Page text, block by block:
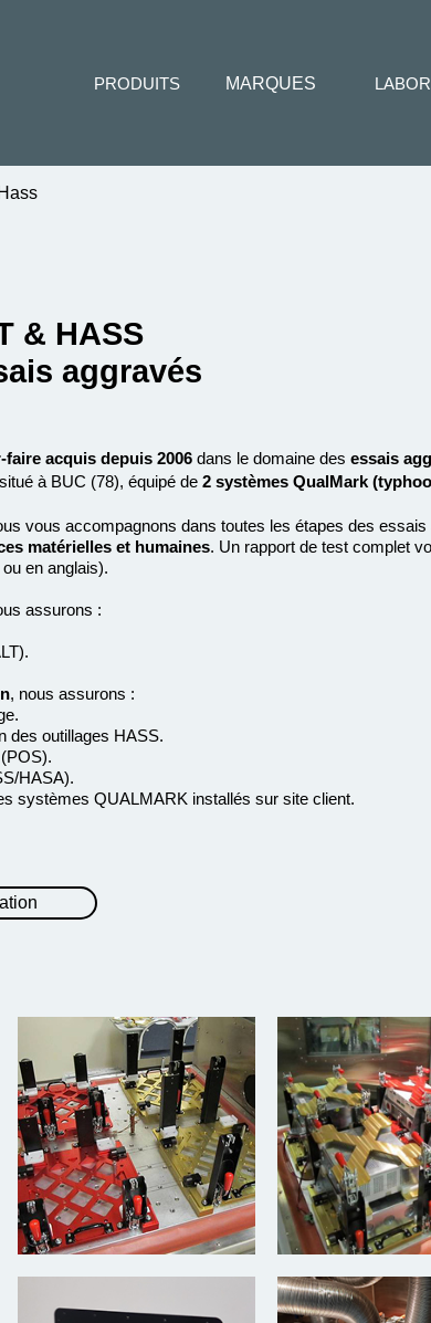
& HASS
aggravés
faire acquis depuis 2006dans le domaine des essais
à BUC (78), équipé de 2 systèmes QualMark
vous accompagnons dans toutes les étapes des essais
matérielles et humaines. Un rapport de test complet
en anglais).
assurons :
, nous assurons :
des outillages HASS.
HASA).
systèmes QUALMARK installés sur site client.
PRODUITS MARQUES